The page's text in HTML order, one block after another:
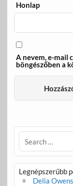
Honlap
A nevem, e-mail
böngészőben a
Legnépszerűbb
Delia